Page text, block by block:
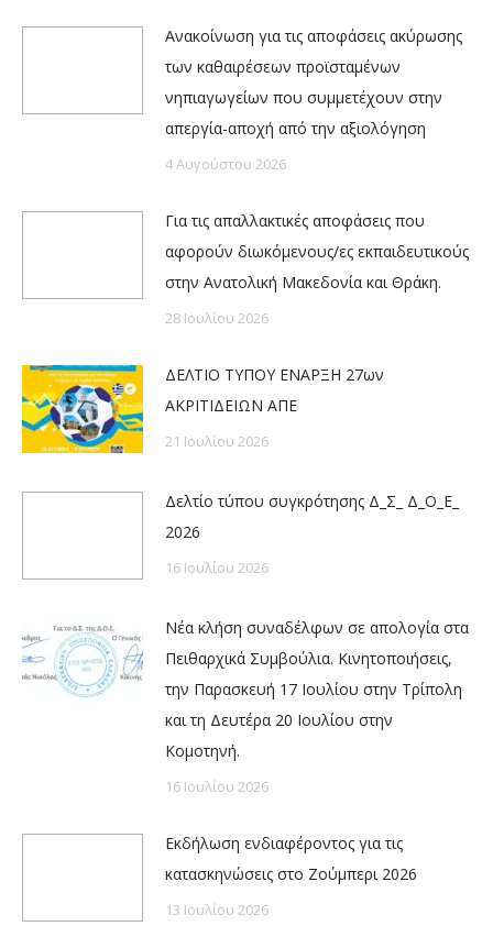
Ανακοίνωση για τις αποφάσεις ακύρωσης
των καθαιρέσεων προϊσταμένων
νηπιαγωγείων που συμμετέχουν στην
απεργία-αποχή από την αξιολόγηση
4 Αυγούστου 2026
Για τις απαλλακτικές αποφάσεις που
αφορούν διωκόμενους/ες εκπαιδευτικούς
στην Ανατολική Μακεδονία και Θράκη.
28 Ιουλίου 2026
ΔΕΛΤΙΟ ΤΥΠΟΥ ΕΝΑΡΞΗ 27ων
ΑΚΡΙΤΙΔΕΙΩΝ ΑΠΕ
21 Ιουλίου 2026
Δελτίο τύπου συγκρότησης Δ_Σ_ Δ_Ο_Ε_
2026
16 Ιουλίου 2026
Νέα κλήση συναδέλφων σε απολογία στα
Πειθαρχικά Συμβούλια. Κινητοποιήσεις,
την Παρασκευή 17 Ιουλίου στην Τρίπολη
και τη Δευτέρα 20 Ιουλίου στην
Κομοτηνή.
16 Ιουλίου 2026
Εκδήλωση ενδιαφέροντος για τις
κατασκηνώσεις στο Ζούμπερι 2026
13 Ιουλίου 2026